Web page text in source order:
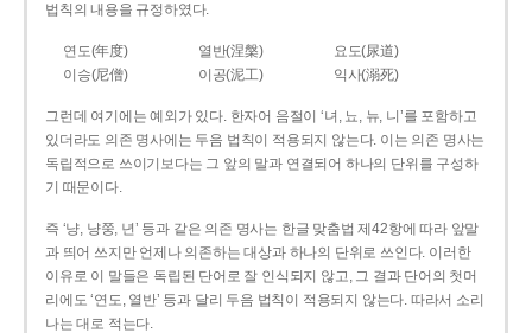
법칙의 내용을 규정하였다.
연도(年度) 열반(涅槃)
요도(尿道)
이승(尼僧)
이공(泥工) 익사(溺死)
그런데 여기에는 예외가 있다. 한자어 음절이 ‘녀, 뇨, 뉴, 니’를 포함하고
있더라도 의존 명사에는 두음 법칙이 적용되지 않는다. 이는 의존 명사는
독립적으로 쓰이기보다는 그 앞의 말과 연결되어 하나의 단위를 구성하
기 때문이다.
즉 ‘냥, 냥쭝, 년’ 등과 같은 의존 명사는 한글 맞춤법 제42항에 따라 앞말
과 띄어 쓰지만 언제나 의존하는 대상과 하나의 단위로 쓰인다. 이러한
이유로 이 말들은 독립된 단어로 잘 인식되지 않고, 그 결과 단어의 첫머
리에도 ‘연도, 열반’ 등과 달리 두음 법칙이 적용되지 않는다. 따라서 소리
나는 대로 적는다.